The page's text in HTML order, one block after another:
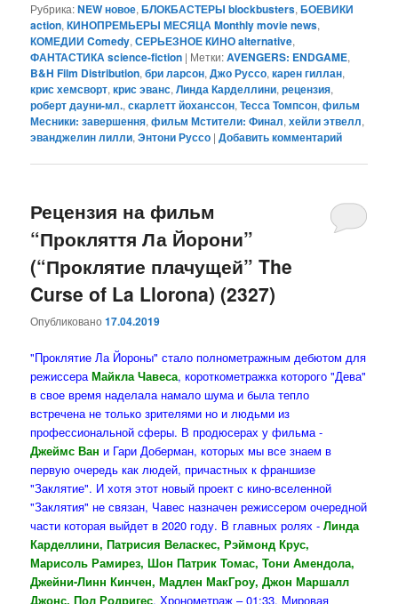
Рубрика:NEW новое,БЛОКБАСТЕРЫ blockbusters,БОЕВИКИ
action,КИНОПРЕМЬЕРЫ МЕСЯЦА Monthly movie news,
КОМЕДИИ Comedy,СЕРЬЕЗНОЕ КИНО alternative,
ФАНТАСТИКА science-fiction | Метки:AVENGERS: ENDGAME,
B&H Film Distribution,бри ларсон,Джо Руссо,карен гиллан,
крис хемсворт,крис эванс,Линда Карделлини,рецензия,
роберт дауни-мл.,скарлетт йоханссон,Тесса Томпсон,фильм
Месники: завершення,фильм Мстители: Финал,хейли этвелл,
эванджелин лилли,Энтони Руссо |Добавить комментарий
Рецензия на фильм
“Прокляття Ла Йорони”
(“Проклятие плачущей” The
Curse of La Llorona) (2327)
Опубликовано17.04.2019
"Проклятие Ла Йороны" стало полнометражным дебютом для
режиссераМайкла Чавеса, короткометражка которого "Дева"
в свое время наделала намало шума и была тепло
встречена не только зрителями но и людьми из
профессиональной сферы. В продюсерах у фильма -
Джеймс Ван и Гари Доберман, которых мы все знаем в
первую очередь как людей, причастных к франшизе
"Заклятие". И хотя этот новый проект с кино-вселенной
"Заклятия" не связан, Чавес назначен режиссером очередной
части которая выйдет в 2020 году. В главных ролях - Линда
Карделлини, Патрисия Веласкес, Рэймонд Крус,
Марисоль Рамирез, Шон Патрик Томас, Тони Амендола,
Джейни-Линн Кинчен, Мадлен МакГроу, Джон Маршалл
Джонс, Пол Родригес. Хронометраж – 01:33. Мировая